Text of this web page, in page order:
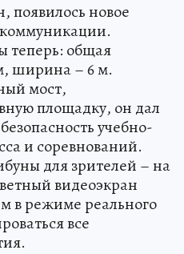
появилось новое
теперь: общая
ширина – 6 м.
мост,
площадку, он дал
учебно-
и соревнований.
для зрителей – на
видеоэкран
в режиме реального
все